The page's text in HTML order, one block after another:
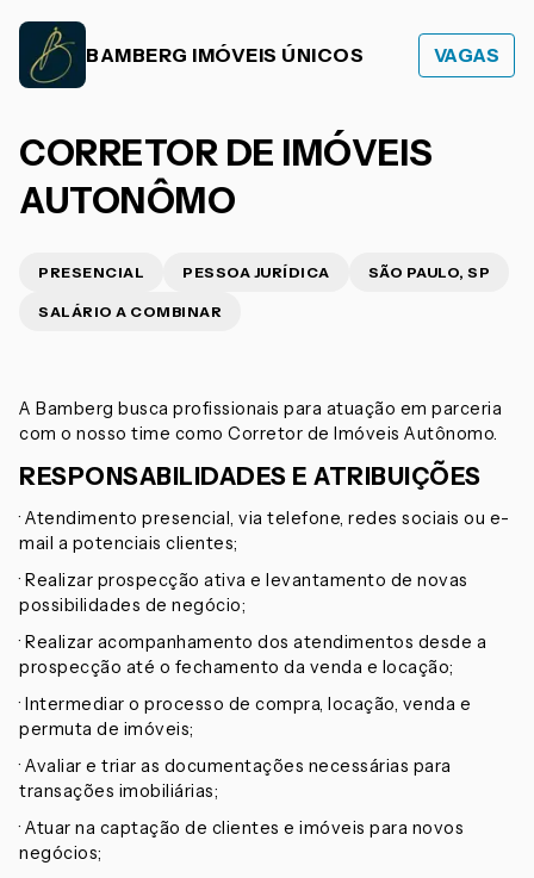
BAMBERG IMÓVEIS ÚNICOS VAGAS
CORRETOR DE IMÓVEIS
AUTONÔMO
PRESENCIAL PESSOA JURÍDICA SÃO PAULO, SP
SALÁRIO A COMBINAR
A Bamberg busca profissionais para atuação em parceria
com o nosso time como Corretor de Imóveis Autônomo.
RESPONSABILIDADES E ATRIBUIÇÕES
· Atendimento presencial, via telefone, redes sociais ou e-
mail a potenciais clientes;
· Realizar prospecção ativa e levantamento de novas
possibilidades de negócio;
· Realizar acompanhamento dos atendimentos desde a
prospecção até o fechamento da venda e locação;
· Intermediar o processo de compra, locação, venda e
permuta de imóveis;
· Avaliar e triar as documentações necessárias para
transações imobiliárias;
· Atuar na captação de clientes e imóveis para novos
negócios;